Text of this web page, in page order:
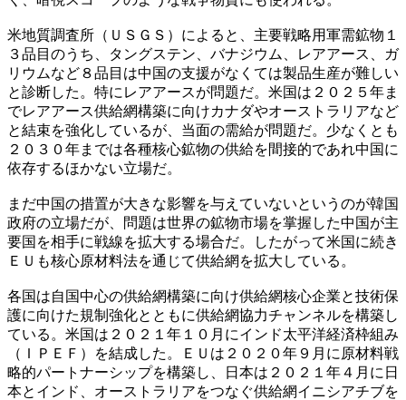
米地質調査所（ＵＳＧＳ）によると、主要戦略用軍需鉱物１
３品目のうち、タングステン、バナジウム、レアアース、ガ
リウムなど８品目は中国の支援がなくては製品生産が難しい
と診断した。特にレアアースが問題だ。米国は２０２５年ま
でレアアース供給網構築に向けカナダやオーストラリアなど
と結束を強化しているが、当面の需給が問題だ。少なくとも
２０３０年までは各種核心鉱物の供給を間接的であれ中国に
依存するほかない立場だ。
まだ中国の措置が大きな影響を与えていないというのが韓国
政府の立場だが、問題は世界の鉱物市場を掌握した中国が主
要国を相手に戦線を拡大する場合だ。したがって米国に続き
ＥＵも核心原材料法を通じて供給網を拡大している。
各国は自国中心の供給網構築に向け供給網核心企業と技術保
護に向けた規制強化とともに供給網協力チャンネルを構築し
ている。米国は２０２１年１０月にインド太平洋経済枠組み
（ＩＰＥＦ）を結成した。ＥＵは２０２０年９月に原材料戦
略的パートナーシップを構築し、日本は２０２１年４月に日
本とインド、オーストラリアをつなぐ供給網イニシアチブを